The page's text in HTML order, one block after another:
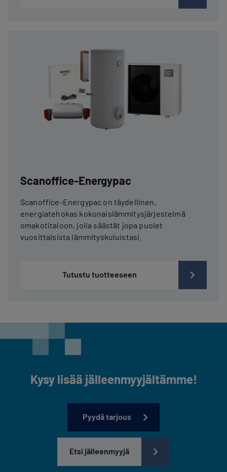
Scanoffice-Energypac
Scanoffice-Energypac on täydellinen,
energiatehokas kokonaislämmitysjärjestelmä
omakotitaloon, jolla säästät jopa puolet
vuosittaisista lämmityskuluistasi.
Tutustu tuotteeseen
Kysy lisää jälleenmyyjältämme!
Pyydä tarjous
Etsi jälleenmyyjä